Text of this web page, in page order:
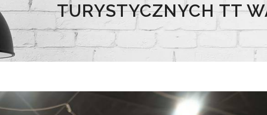
TURYSTYCZNYCH TT